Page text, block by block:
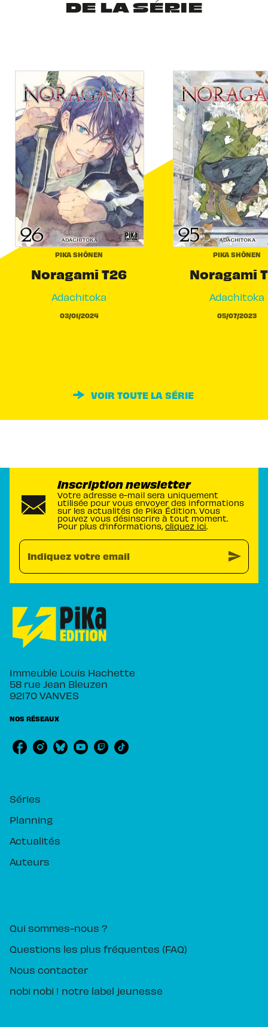
DE LA SÉRIE
PIKA SHÔNEN
Noragami T26
Adachitoka
03/01/2024
PIKA SHÔNEN
Noragami
Adachitoka
05/07/2023
VOIR TOUTE LA SÉRIE
Inscription newsletter
Votre adresse e-mail sera uniquement
utilisée pour vous envoyer des informations
sur les actualités de Pika Édition. Vous
pouvez vous désinscrire à tout moment.
Pour plus d’informations, cliquez ici.
Indiquez votre email send
Immeuble Louis Hachette
58 rue Jean Bleuzen
92170 VANVES
NOS RÉSEAUX
Séries
Planning
Actualités
Auteurs
Qui sommes-nous ?
Questions les plus fréquentes (FAQ)
Nous contacter
nobi nobi ! notre label jeunesse